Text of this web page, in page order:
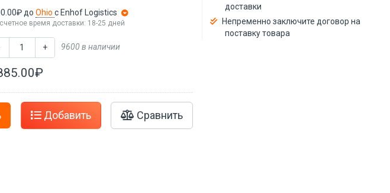
доOhioс Enhof Logistics
время доставки: 18-25 дней
+ 9600 в наличии
Добавить Сравнить
доставки
Непременно заключите договор на
поставку товара